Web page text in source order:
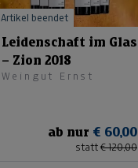
Leidenschaft im Glas
– Zion 2018
Weingut Ernst
ab nur € 60,00
statt € 120,00
Artikel beendet